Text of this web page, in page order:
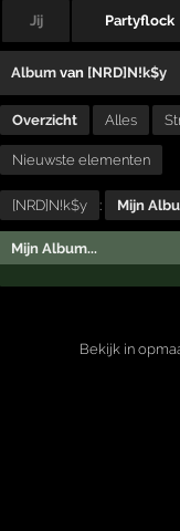
Jij Partyflock
Album van [NRD]N!k$y
Overzicht Alles
Nieuwste elementen
[NRD]N!k$y : Mijn
Mijn Album...
Bekijk in